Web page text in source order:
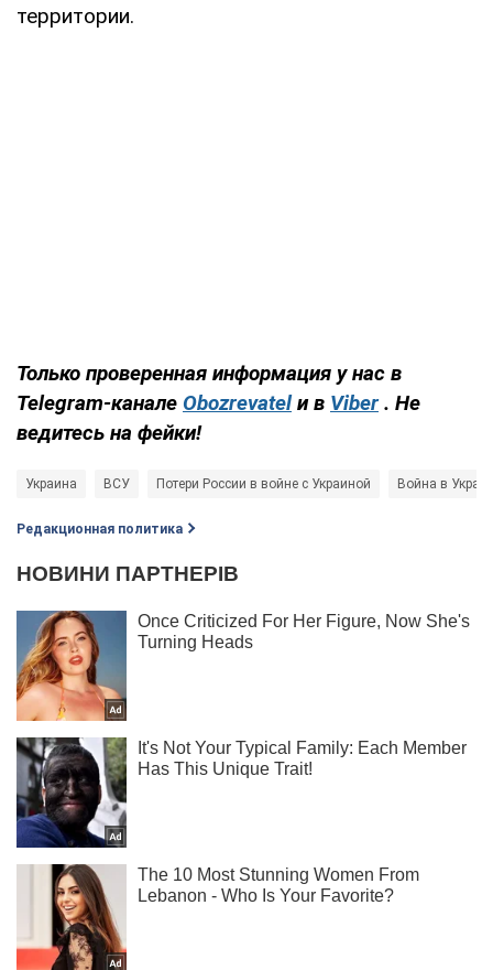
территории.
Только проверенная информация у нас в
Telegram-канале Obozrevatel и в Viber . Не
ведитесь на фейки!
Украина ВСУ Потери России в войне с Украиной Война в
Редакционная политика